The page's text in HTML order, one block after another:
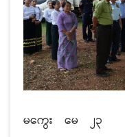
မကွေး မေ
၂၃